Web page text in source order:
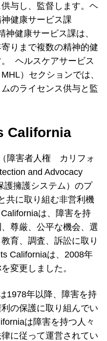
与し、監督します。ヘ
健康サービス課
神健康サービス課は、
りまで複数の精神的健
ヘルスケアサービス
）セクションでは、
のライセンス供与と監
California
障害者人権 カリフォ
and Advocacy
護擁護システム）のプ
共に取り組む非営利機
は、障害を持
尊厳、公平な機会、選
育、調査、訴訟に取り
Californiaは、2008年
変更しました。
1978年以降、障害を持
の保護に取り組んでい
は障害を持つ人々
に従って運営されてい